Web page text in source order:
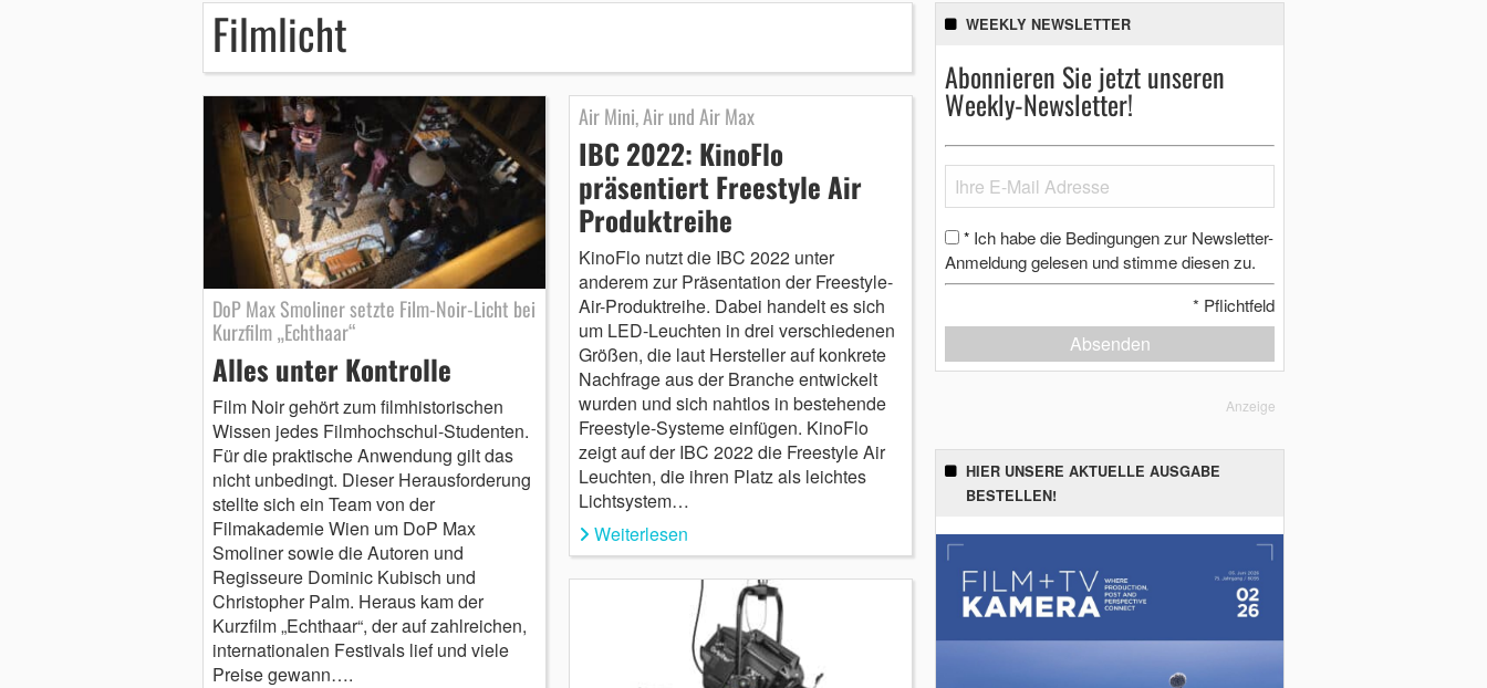
Filmlicht
DoP Max Smoliner setzte Film-Noir-Licht bei
Kurzfilm „Echthaar“
Alles unter Kontrolle
Film Noir gehört zum filmhistorischen
Wissen jedes Filmhochschul-Studenten.
Für die praktische Anwendung gilt das
nicht unbedingt. Dieser Herausforderung
stellte sich ein Team von der
Filmakademie Wien um DoP Max
Smoliner sowie die Autoren und
Regisseure Dominic Kubisch und
Christopher Palm. Heraus kam der
Kurzfilm „Echthaar“, der auf zahlreichen,
internationalen Festivals lief und viele
Preise gewann….
Air Mini, Air und Air Max
IBC 2022: KinoFlo
präsentiert Freestyle Air
Produktreihe
KinoFlo nutzt die IBC 2022 unter
anderem zur Präsentation der Freestyle-
Air-Produktreihe. Dabei handelt es sich
um LED-Leuchten in drei verschiedenen
Größen, die laut Hersteller auf konkrete
Nachfrage aus der Branche entwickelt
wurden und sich nahtlos in bestehende
Freestyle-Systeme einfügen. KinoFlo
zeigt auf der IBC 2022 die Freestyle Air
Leuchten, die ihren Platz als leichtes
Lichtsystem…
Weiterlesen
WEEKLY NEWSLETTER
Abonnieren Sie jetzt unseren
Weekly-Newsletter!
* Ich habe die Bedingungen zur Newsletter-
Anmeldung gelesen und stimme diesen zu.
* Pflichtfeld
Absenden
Anzeige
HIER UNSERE AKTUELLE AUSGABE
BESTELLEN!